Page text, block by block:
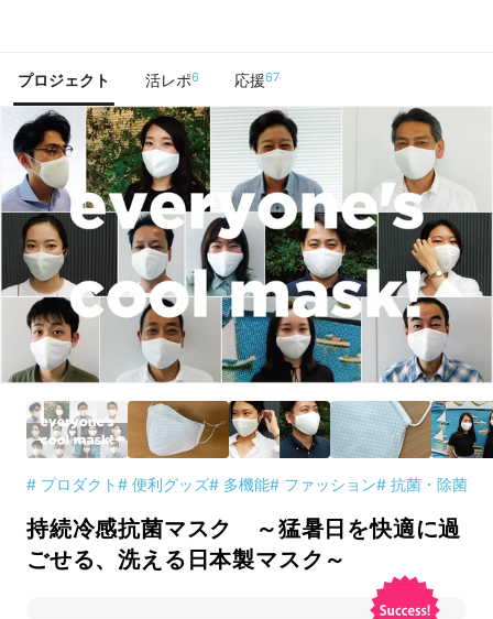
プロジェクト 活レポ6 応援67
# プロダクト# 便利グッズ# 多機能# ファッション# 抗菌・除菌
持続冷感抗菌マスク ～猛暑日を快適に過
ごせる、洗える日本製マスク～